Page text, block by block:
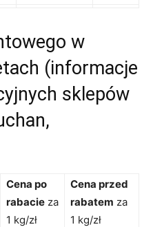
w
(informacje
sklepów
Cena po
rabacie za
1 kg/zł
Cena przed
rabatem za
1 kg/zł